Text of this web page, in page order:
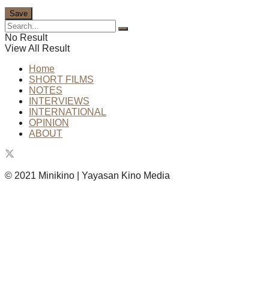
No Result
View All Result
Home
SHORT FILMS
NOTES
INTERVIEWS
INTERNATIONAL
OPINION
ABOUT
© 2021 Minikino | Yayasan Kino Media